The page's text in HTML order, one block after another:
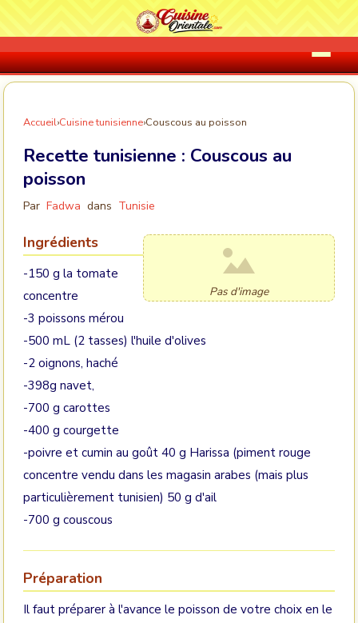
Accueil›Cuisine tunisienne›Couscous au poisson
Recette tunisienne : Couscous au
poisson
Par Fadwa dans Tunisie
Pas d'image
Ingrédients
-150 g la tomate
concentre
-3 poissons mérou
-500 mL (2 tasses) l'huile d'olives
-2 oignons, haché
-398g navet,
-700 g carottes
-400 g courgette
-poivre et cumin au goût 40 g Harissa (piment rouge
concentre vendu dans les magasin arabes (mais plus
particulièrement tunisien) 50 g d'ail
-700 g couscous
Préparation
Il faut préparer à l'avance le poisson de votre choix en le